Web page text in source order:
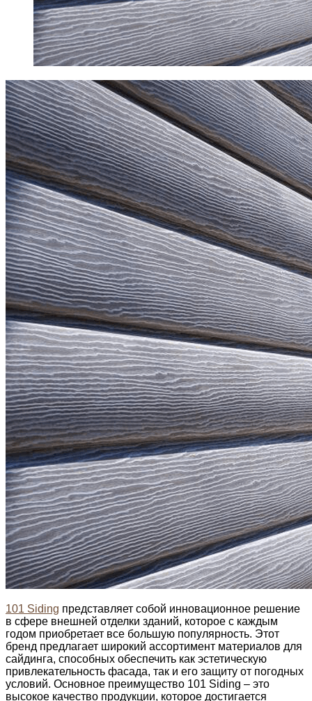
101 Siding представляет собой инновационное решение
в сфере внешней отделки зданий, которое с каждым
годом приобретает все большую популярность. Этот
бренд предлагает широкий ассортимент материалов для
сайдинга, способных обеспечить как эстетическую
привлекательность фасада, так и его защиту от погодных
условий. Основное преимущество 101 Siding – это
высокое качество продукции, которое достигается